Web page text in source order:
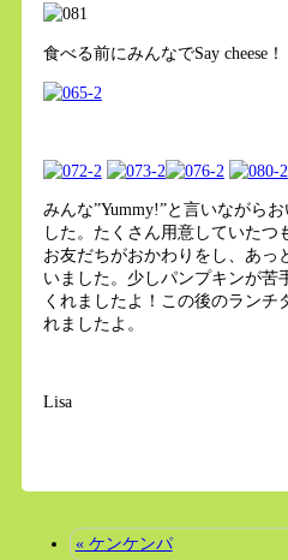
食べる前にみんなでSay cheese！
みんな”Yummy!”と言いながら
した。たくさん用意していたつ
お友だちがおかわりをし、あっ
いました。少しパンプキンが苦
くれましたよ！この後のランチ
れましたよ。
Lisa
« ケンケンパ